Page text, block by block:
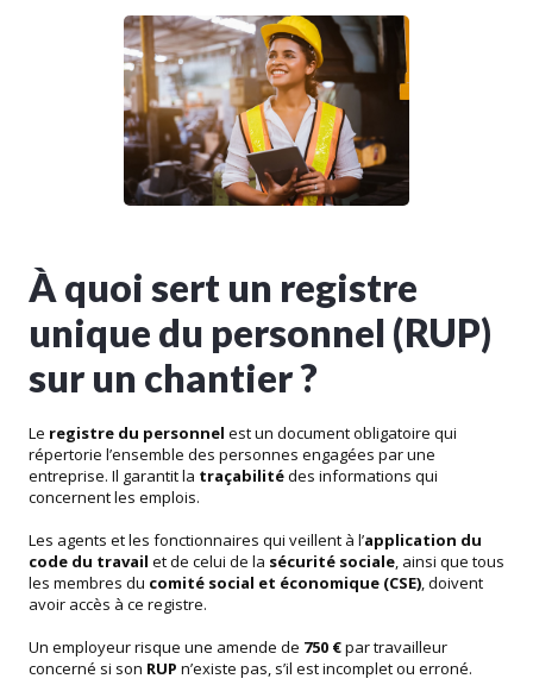
À quoi sert un registre
unique du personnel (RUP)
sur un chantier ?
Le registre du personnel est un document obligatoire qui
répertorie l’ensemble des personnes engagées par une
entreprise. Il garantit la traçabilitédes informations qui
concernent les emplois.
Les agents et les fonctionnaires qui veillent à l’application du
code du travail et de celui de la sécurité sociale, ainsi que tous
les membres du comité social et économique (CSE), doivent
avoir accès à ce registre.
Un employeur risque une amende de 750 €par travailleur
concerné si son RUP n’existe pas, s’il est incomplet ou erroné.